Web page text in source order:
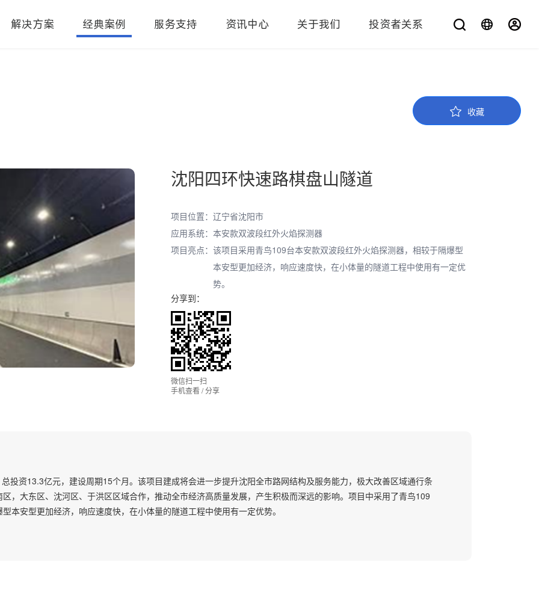
解决方案 经典案例 服务支持 资讯中心 关于我们 投资者关系 您在找什么？
收藏
沈阳四环快速路棋盘山隧道
项目位置： 辽宁省沈阳市
应用系统： 本安款双波段红外火焰探测器
项目亮点： 该项目采用青鸟109台本安款双波段红外火焰探测器，相较于隔爆型
本安型更加经济，响应速度快，在小体量的隧道工程中使用有一定优
势。
分享到：
微信扫一扫
手机查看 / 分享
投资13.3亿元，建设周期15个月。该项目建成将会进一步提升沈阳全市路网结构及服务能力，极大改善区域通行条
，大东区、沈河区、于洪区区域合作，推动全市经济高质量发展，产生积极而深远的影响。项目中采用了青鸟109
本安型更加经济，响应速度快，在小体量的隧道工程中使用有一定优势。